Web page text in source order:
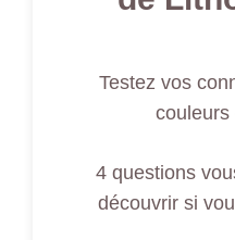
Testez vos
couleurs
4 questions
découvrir si